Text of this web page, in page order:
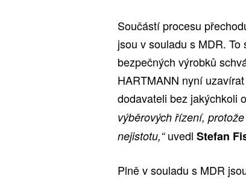
Součástí procesu
jsou v souladu s MDR.
bezpečných výrobků
HARTMANN nyní
dodavateli bez jakýchkoli
výběrových řízení,
nejistotu,“uvedl Stefan
Plně v souladu s MDR